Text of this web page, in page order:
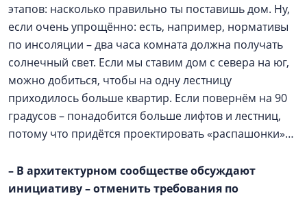
этапов: насколько правильно ты поставишь дом. Ну,
если очень упрощённо: есть, например, нормативы
по инсоляции – два часа комната должна получать
солнечный свет. Если мы ставим дом с севера на юг,
можно добиться, чтобы на одну лестницу
приходилось больше квартир. Если повернём на 90
градусов – понадобится больше лифтов и лестниц,
потому что придётся проектировать «распашонки»…
– В архитектурном сообществе обсуждают
инициативу – отменить требования по